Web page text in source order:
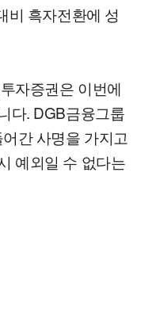
비 흑자전환에 성
자증권은 이번에
다. DGB금융그룹
간 사명을 가지고
예외일 수 없다는